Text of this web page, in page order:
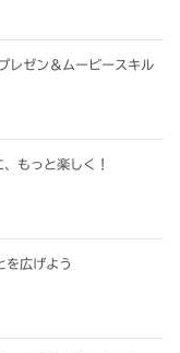
ゼン＆ムービースキル
もっと楽しく！
を広げよう